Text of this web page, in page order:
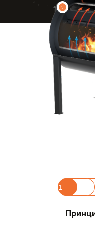
2
12